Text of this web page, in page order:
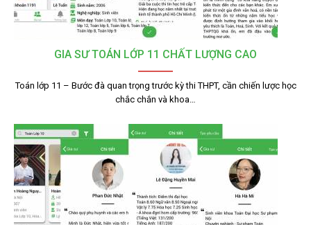
GIA SƯ TOÁN LỚP 11 CHẤT LƯỢNG CAO
Toán lớp 11 – Bước đà quan trọng trước kỳ thi THPT, cần chiến lược học
chắc chắn và khoa…